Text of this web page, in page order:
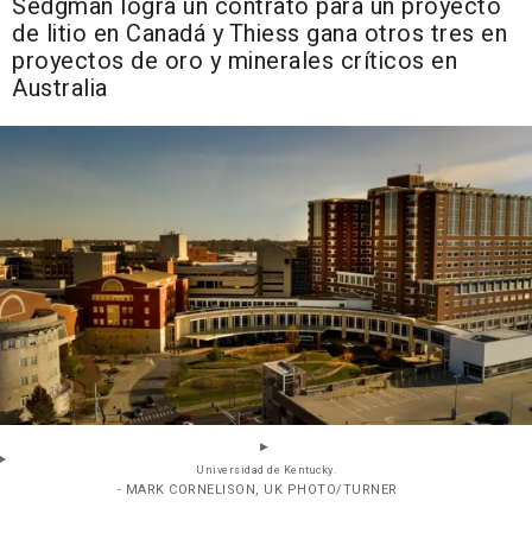
de litio en Canadá y Thiess gana otros tres en
proyectos de oro y minerales críticos en
Australia
Universidad de Kentucky.
- MARK CORNELISON, UK PHOTO/TURNER